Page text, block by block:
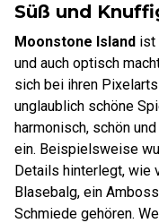
Süß und
Moonstone Island ist
und auch optisch
sich bei ihren
unglaublich schöne
harmonisch, schön
ein. Beispielsweise
Details hinterlegt, wie
Blasebalg, ein
Schmiede gehören.